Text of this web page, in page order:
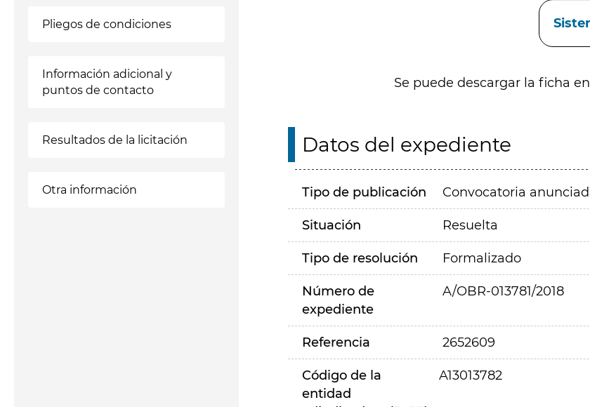
Pliegos de condiciones
Información adicional y
puntos de contacto
Resultados de la licitación
Otra información
Se puede descargar la ficha
Datos del expediente
Tipo de publicación Convocatoria
Situación Resuelta
Tipo de resolución Formalizado
Número de
expediente
A/OBR-013781/2018
Referencia 2652609
Código de la
entidad
A13013782